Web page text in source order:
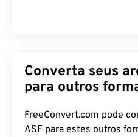
Converta seus
para outros
FreeConvert.com pode
ASF para estes outros